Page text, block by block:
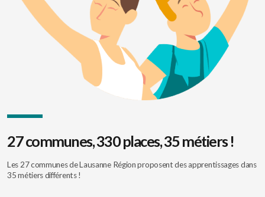
27 communes, 330 places, 35 métiers !
Les 27 communes de Lausanne Région proposent des apprentissages dans
35 métiers différents !